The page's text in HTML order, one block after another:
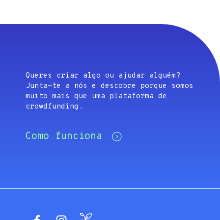
Queres criar algo ou ajudar alguém?
Junta-te a nós e descobre porque somos
muito mais que uma plataforma de
crowdfunding.
Como funciona